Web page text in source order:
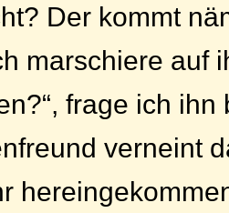
Der kommt
marschiere auf
frage ich ihn
verneint